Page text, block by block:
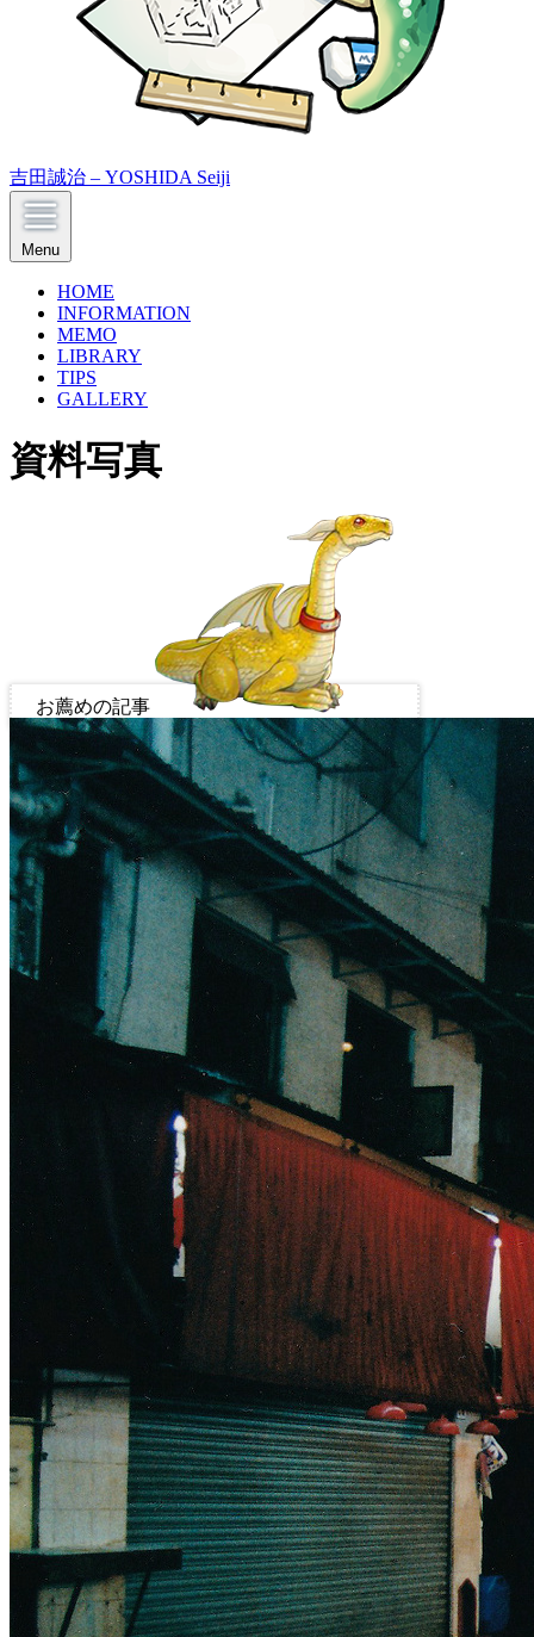
吉田誠治 – YOSHIDA Seiji
Menu
HOME
INFORMATION
MEMO
LIBRARY
TIPS
GALLERY
資料写真
お薦めの記事